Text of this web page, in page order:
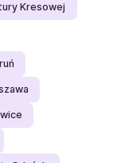
Kresowej